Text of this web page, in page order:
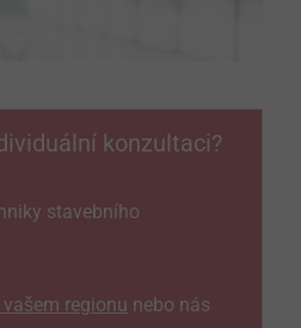
konzultaci?
stavebního
regionu nebo nás